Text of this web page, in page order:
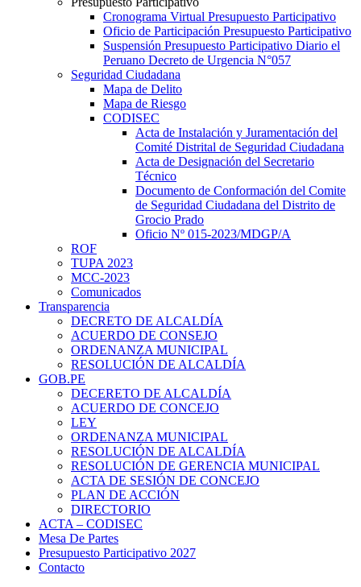
Cronograma Virtual Presupuesto Participativo
Oficio de Participación Presupuesto Participativo
Suspensión Presupuesto Participativo Diario el
Peruano Decreto de Urgencia N°057
Seguridad Ciudadana
Mapa de Delito
Mapa de Riesgo
CODISEC
Acta de Instalación y Juramentación del
Comité Distrital de Seguridad Ciudadana
Acta de Designación del Secretario
Técnico
Documento de Conformación del Comite
de Seguridad Ciudadana del Distrito de
Grocio Prado
Oficio Nº 015-2023/MDGP/A
ROF
TUPA 2023
MCC-2023
Comunicados
Transparencia
DECRETO DE ALCALDÍA
ACUERDO DE CONSEJO
ORDENANZA MUNICIPAL
RESOLUCIÓN DE ALCALDÍA
GOB.PE
DECERETO DE ALCALDÍA
ACUERDO DE CONCEJO
LEY
ORDENANZA MUNICIPAL
RESOLUCIÓN DE ALCALDÍA
RESOLUCIÓN DE GERENCIA MUNICIPAL
ACTA DE SESIÓN DE CONCEJO
PLAN DE ACCIÓN
DIRECTORIO
ACTA – CODISEC
Mesa De Partes
Presupuesto Participativo 2027
Contacto